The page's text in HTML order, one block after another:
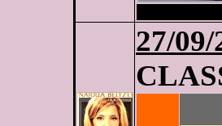
27/09/